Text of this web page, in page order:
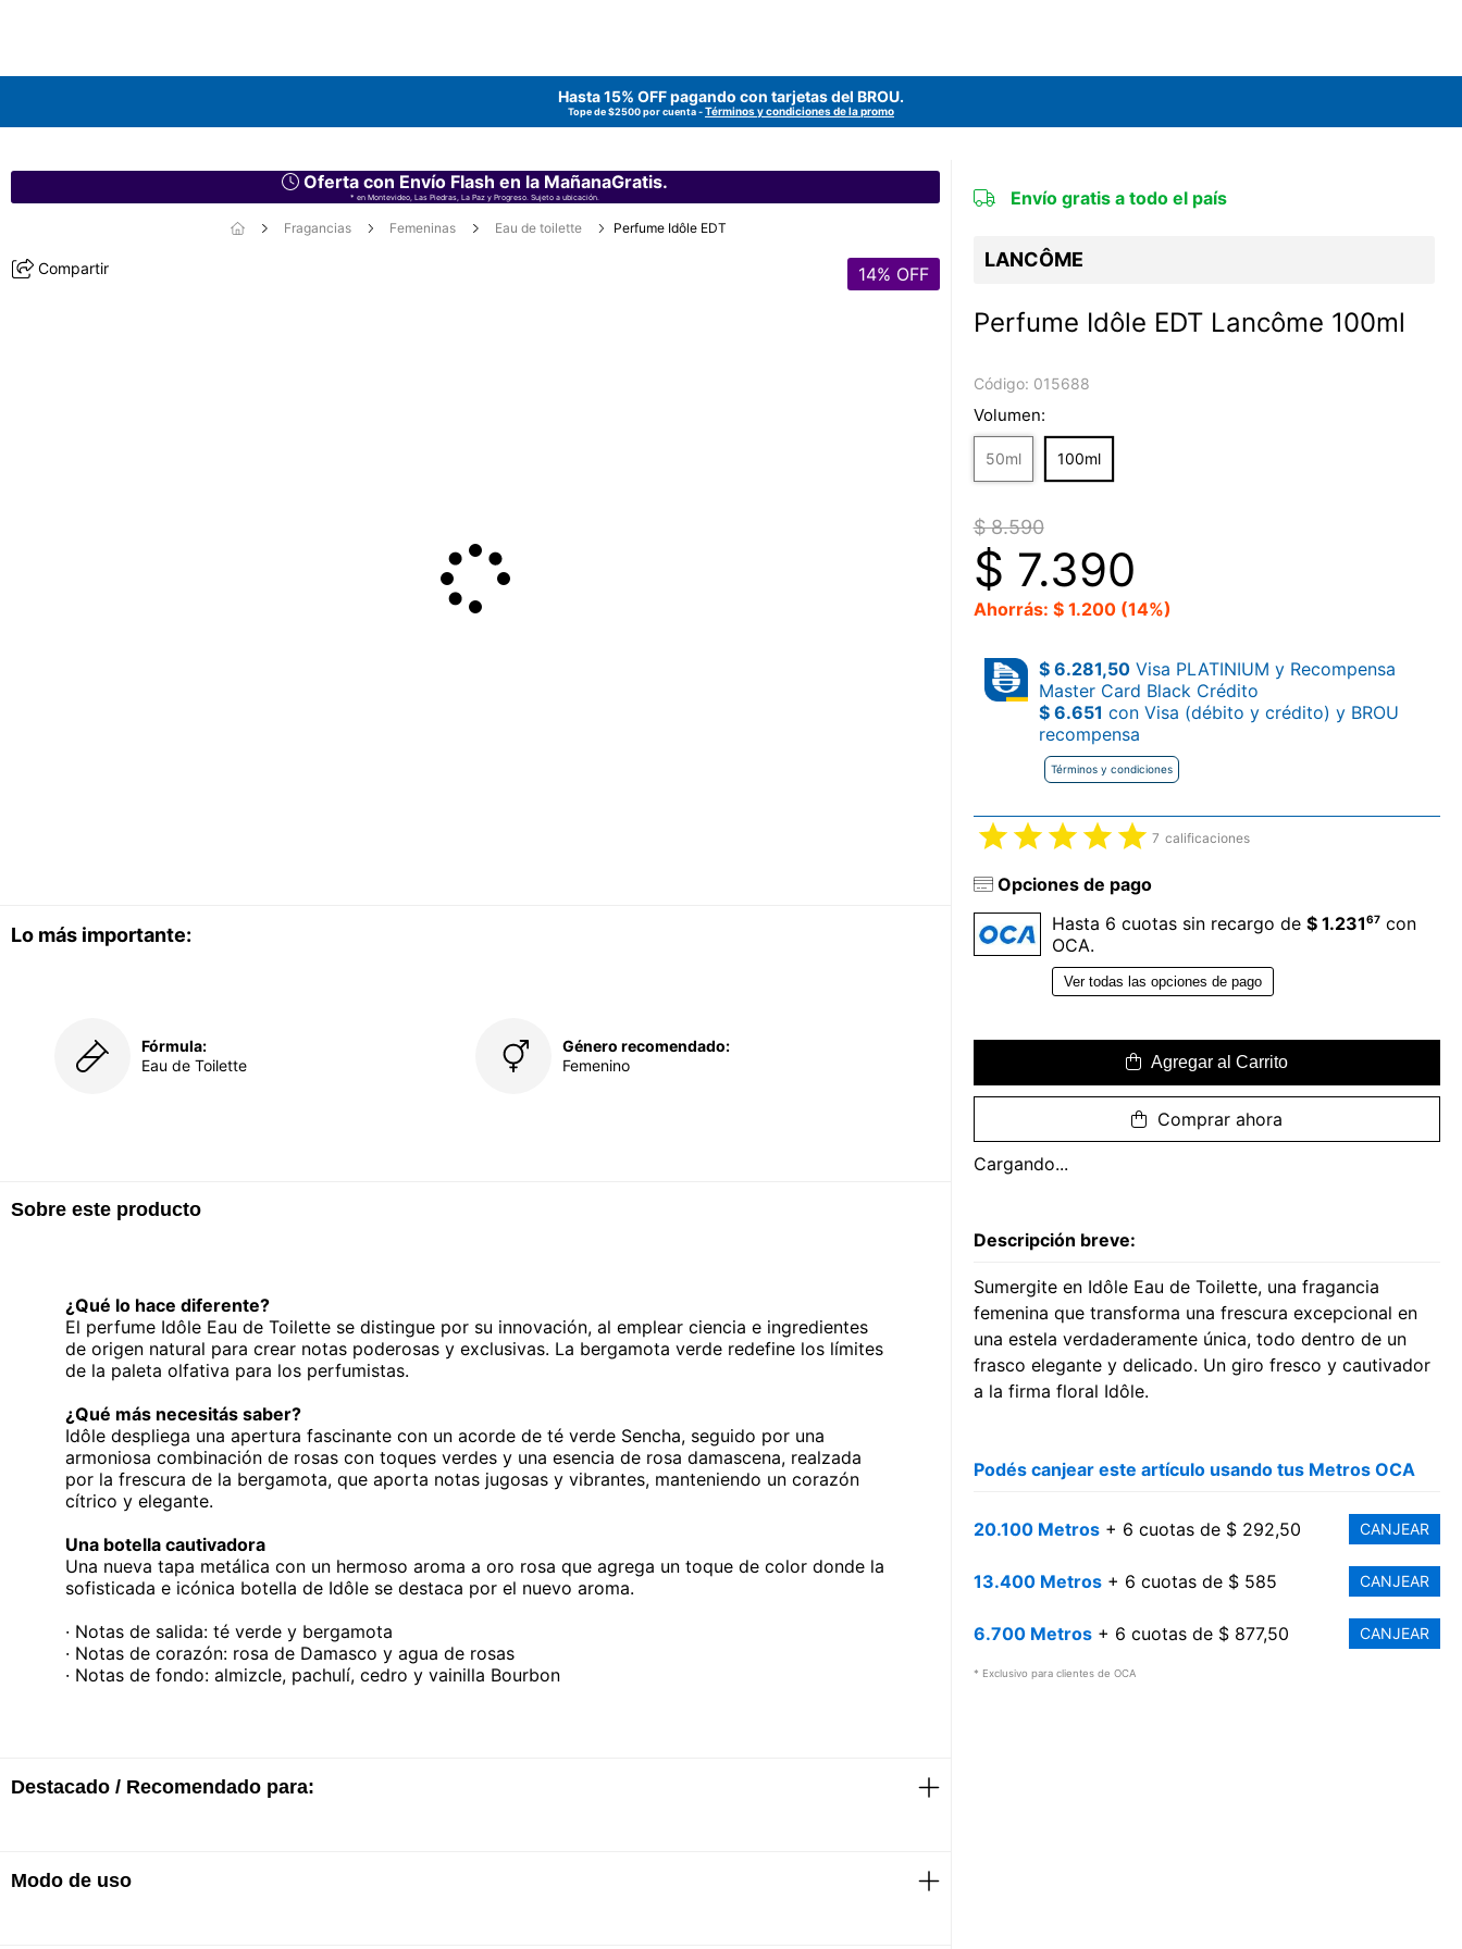
Hasta 15% OFF pagando con tarjetas del BROU.
Tope de $2500 por cuenta -Términos y condiciones de la promo
Oferta con Envío Flash en la MañanaGratis.
* en Montevideo, Las Piedras, La Paz y Progreso. Sujeto a ubicación.
Fragancias Femeninas Eau de toilette Perfume Idôle EDT
Compartir 14% OFF
Lo más importante:
Fórmula:
Eau de Toilette
Género recomendado:
Femenino
Sobre este producto
¿Qué lo hace diferente?
El perfume Idôle Eau de Toilette se distingue por su innovación, al emplear ciencia e ingredientes
de origen natural para crear notas poderosas y exclusivas. La bergamota verde redefine los límites
de la paleta olfativa para los perfumistas.
¿Qué más necesitás saber?
Idôle despliega una apertura fascinante con un acorde de té verde Sencha, seguido por una
armoniosa combinación de rosas con toques verdes y una esencia de rosa damascena, realzada
por la frescura de la bergamota, que aporta notas jugosas y vibrantes, manteniendo un corazón
cítrico y elegante.
Una botella cautivadora
Una nueva tapa metálica con un hermoso aroma a oro rosa que agrega un toque de color donde la
sofisticada e icónica botella de Idôle se destaca por el nuevo aroma.
· Notas de salida: té verde y bergamota
· Notas de corazón: rosa de Damasco y agua de rosas
· Notas de fondo: almizcle, pachulí, cedro y vainilla Bourbon
Destacado / Recomendado para:
· EDT
Modo de uso
Envío gratis a todo el país
LANCÔME
Perfume Idôle EDT Lancôme 100ml
Código: 015688
Volumen:
50ml 100ml
$ 8.590
$ 7.390
Ahorrás: $ 1.200 (14%)
$ 6.281,50Visa PLATINIUM y Recompensa
Master Card Black Crédito
$ 6.651 con Visa (débito y crédito) y BROU
recompensa
Términos y condiciones
7 calificaciones
Opciones de pago
Hasta 6 cuotas sin recargo de $ 1.23167con
OCA.
Ver todas las opciones de pago
Agregar al Carrito
Comprar ahora
Cargando...
Descripción breve:
Sumergite en Idôle Eau de Toilette, una fragancia
femenina que transforma una frescura excepcional en
una estela verdaderamente única, todo dentro de un
frasco elegante y delicado. Un giro fresco y cautivador
a la firma floral Idôle.
Podés canjear este artículo usando tus Metros OCA
20.100 Metros+ 6 cuotas de $ 292,50 CANJEAR
13.400 Metros+ 6 cuotas de $ 585 CANJEAR
6.700 Metros+ 6 cuotas de $ 877,50 CANJEAR
* Exclusivo para clientes de OCA